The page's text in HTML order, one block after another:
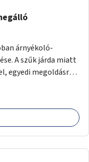
árnyékoló-
A szűk járda miatt
egyedi megoldásra